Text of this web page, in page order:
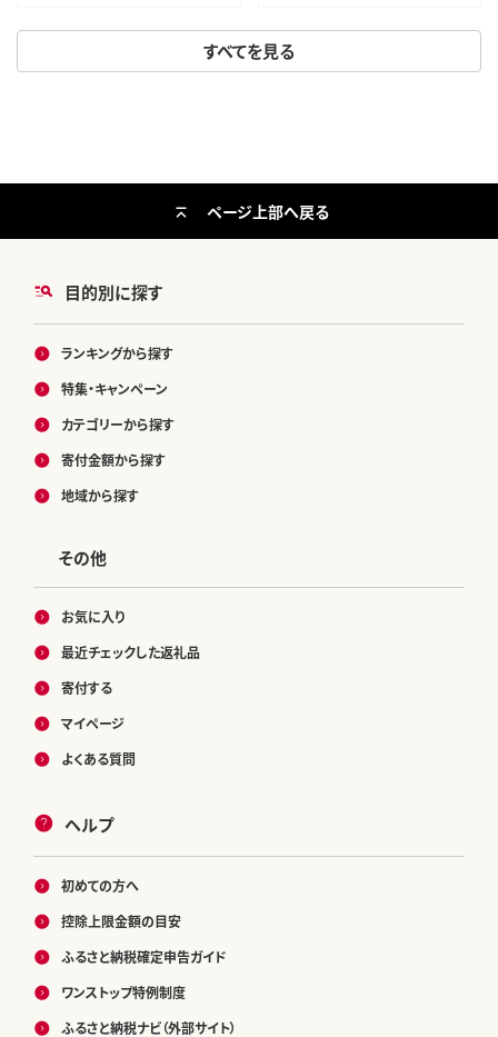
すべてを見る
目的別に探す
ランキングから探す
特集・キャンペーン
カテゴリーから探す
寄付金額から探す
地域から探す
その他
お気に入り
最近チェックした返礼品
寄付する
マイページ
よくある質問
ヘルプ
初めての方へ
控除上限金額の目安
ふるさと納税確定申告ガイド
ワンストップ特例制度
ふるさと納税ナビ（外部サイト）
ページ上部へ戻る